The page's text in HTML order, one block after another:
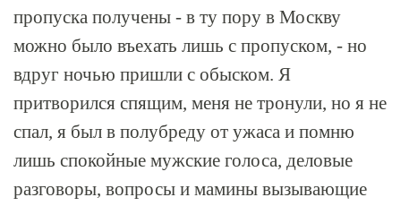
пропуска получены - в ту пору в Москву
можно было въехать лишь с пропуском, - но
вдруг ночью пришли с обыском. Я
притворился спящим, меня не тронули, но я не
спал, я был в полубреду от ужаса и помню
лишь спокойные мужские голоса, деловые
разговоры, вопросы и мамины вызывающие